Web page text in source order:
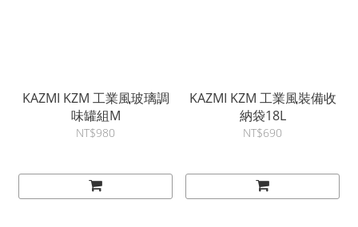
KAZMI KZM 工業風玻璃調
味罐組M
NT$980
KAZMI KZM 工業風裝備收
納袋18L
NT$690